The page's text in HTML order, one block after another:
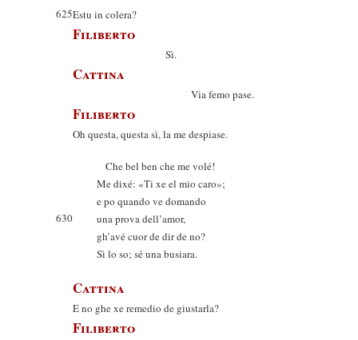
625Estu in colera?
Filiberto
Sì.
Cattina
Via femo pase.
Filiberto
Oh questa, questa sì, la me despiase.
Che bel ben che me volé!
Me dixé: «Ti xe el mio caro»;
e po quando ve domando
630
una prova dell’amor,
gh’avé cuor de dir de no?
Sì lo so; sé una busiara.
Cattina
E no ghe xe remedio de giustarla?
Filiberto